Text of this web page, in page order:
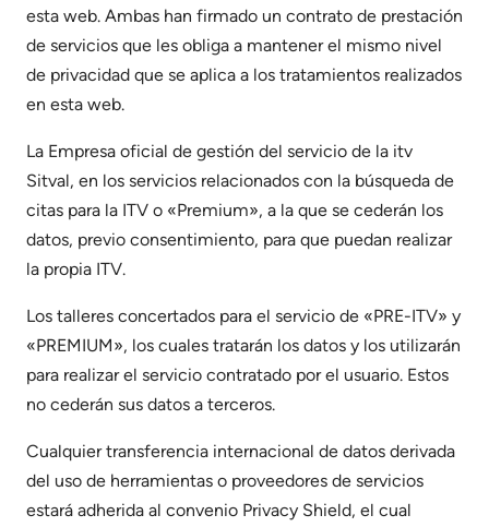
esta web. Ambas han firmado un contrato de prestación
de servicios que les obliga a mantener el mismo nivel
de privacidad que se aplica a los tratamientos realizados
en esta web.
La Empresa oficial de gestión del servicio de la itv
Sitval, en los servicios relacionados con la búsqueda de
citas para la ITV o «Premium», a la que se cederán los
datos, previo consentimiento, para que puedan realizar
la propia ITV.
Los talleres concertados para el servicio de «PRE-ITV» y
«PREMIUM», los cuales tratarán los datos y los utilizarán
para realizar el servicio contratado por el usuario. Estos
no cederán sus datos a terceros.
Cualquier transferencia internacional de datos derivada
del uso de herramientas o proveedores de servicios
estará adherida al convenio Privacy Shield, el cual